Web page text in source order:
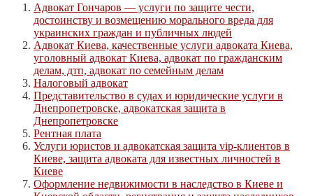
Адвокат Гончаров — услуги по защите чести,
достоинству и возмещению морального вреда для
украинских граждан и публичных людей
Адвокат Киева, качественные услуги адвоката Киева,
уголовный адвокат Киева, адвокат по гражданским
делам, дтп, адвокат по семейным делам
Налоговый адвокат
Представительство в судах и юридические услуги в
Днепропетровске, адвокатская защита в
Днепропетровске
Рентная плата
Услуги юристов и адвокатская защита vip-клиентов в
Киеве, защита адвоката для известных личностей в
Киеве
Оформление недвижимости в наследство в Киеве и